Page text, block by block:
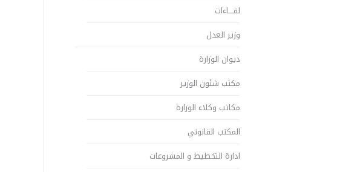
لقــــاءات
وزير العدل
ديوان الوزارة
مكتب شئون الوزير
مكاتب وكلاء الوزارة
المكتب القانوني
ادارة التخطيط و المشروعات